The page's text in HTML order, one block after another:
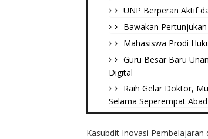
UNP Berperan Aktif
Bawakan
Mahasiswa Prodi
Guru Besar Baru
Digital
Raih Gelar Doktor,
Selama Seperempat Abad
Kasubdit Inovasi